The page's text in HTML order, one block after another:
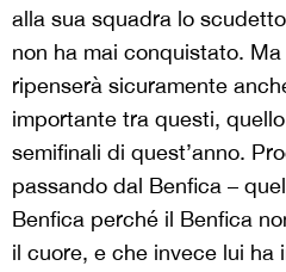
alla sua squadra lo
non ha mai conquistato.
ripenserà sicuramente
importante tra questi,
semifinali di quest’anno.
passando dal Benfica –
Benfica perché il Benfica
il cuore, e che invece lui